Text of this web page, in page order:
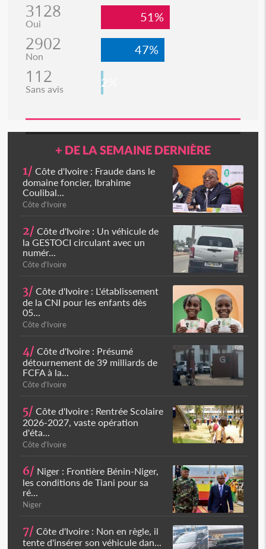
3128
Oui 51%
2902
Non 47%
112
Sans avis 2%
+ DE LA SEMAINE DERNIÈRE
1/ Côte d'Ivoire : Fraude dans le
domaine foncier, Ibrahime
Coulibal...
Côte d'Ivoire
2/ Côte d'Ivoire : Un véhicule de
la GESTOCI circulant avec un
numér...
Côte d'Ivoire
3/ Côte d'Ivoire : L'établissement
de la CNI pour les enfants dès
05...
Côte d'Ivoire
4/ Côte d'Ivoire : Présumé
détournement de 39 milliards de
FCFA à la...
Côte d'Ivoire
5/ Côte d'Ivoire : Rentrée Scolaire
2026-2027, vaste opération
d'éta...
Côte d'Ivoire
6/ Niger : Frontière Bénin-Niger,
les conditions de Tiani pour sa
ré...
Niger
7/ Côte d'Ivoire : Non en règle, il
tente d'insérer son véhicule dan...